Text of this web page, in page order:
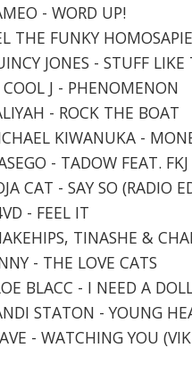
- WORD UP!
THE FUNKY
JONES - STUFF LIKE
J - PHENOMENON
- ROCK THE BOAT
KIWANUKA -
- TADOW FEAT. FKJ
CAT - SAY SO (RADIO
- FEEL IT
TINASHE &
- THE LOVE CATS
BLACC - I NEED A
STATON - YOUNG
- WATCHING YOU